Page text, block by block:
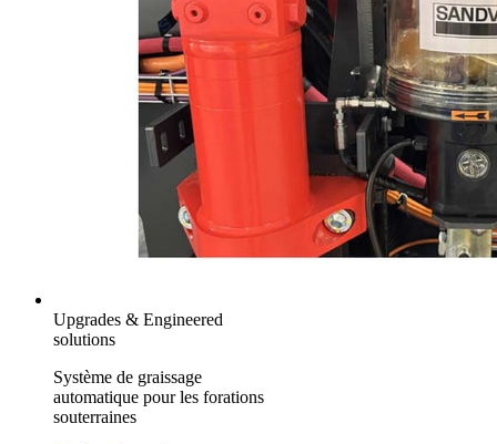
Upgrades & Engineered
solutions
Système de graissage
automatique pour les forations
souterraines